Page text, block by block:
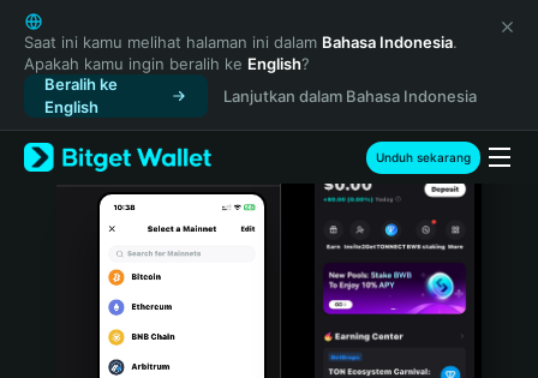
English
日本語
Tiếng Việt
Русский
Español (Latinoamérica)
Türkçe
Italiano
Português (Portugal)
Bahasa Indonesia
Saat ini kamu melihat halaman ini dalam Bahasa Indonesia.
Apakah kamu ingin beralih ke English?
Beralih ke
English
Lanjutkan dalam Bahasa Indonesia
Unduh sekarang